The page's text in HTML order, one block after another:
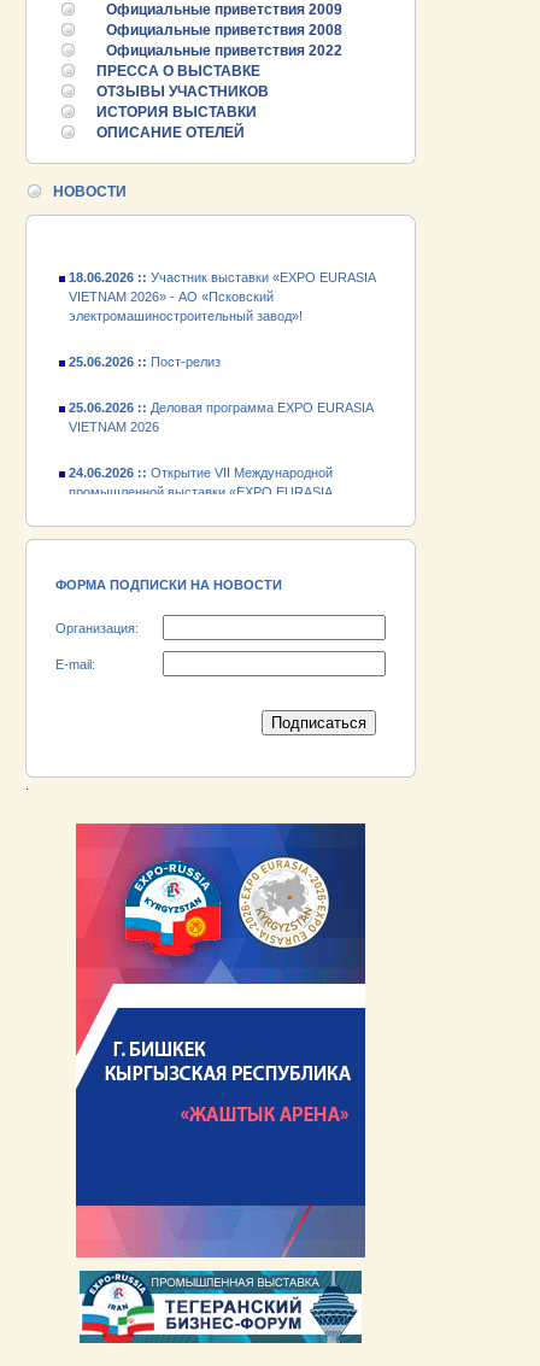
Официальные приветствия 2009
Официальные приветствия 2008
Официальные приветствия 2022
ПРЕССА О ВЫСТАВКЕ
ОТЗЫВЫ УЧАСТНИКОВ
ИСТОРИЯ ВЫСТАВКИ
ОПИСАНИЕ ОТЕЛЕЙ
НОВОСТИ
25.06.2026 ::Пост-релиз
25.06.2026 ::Деловая программа EXPO EURASIA
VIETNAM 2026
24.06.2026 ::Открытие VII Международной
промышленной выставки «EXPO EURASIA
VIETNAM 2026» - АО «Псковский
электромашиностроительный завод»!
VIETNAM 2026
промышленной выставки «EXPO EURASIA
VIETNAM 2026»
ФОРМА ПОДПИСКИ НА НОВОСТИ
Организация:
E-mail: